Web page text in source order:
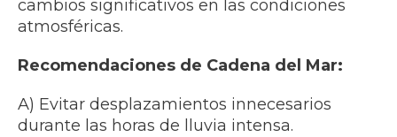
cambios significativos en las condiciones
atmosféricas.
Recomendaciones de Cadena del Mar:
A) Evitar desplazamientos innecesarios
durante las horas de lluvia intensa.